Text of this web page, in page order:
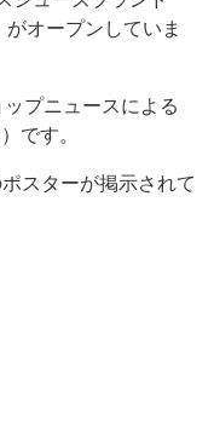
がオープンしていま
プニュースによる
です。
スターが掲示されて